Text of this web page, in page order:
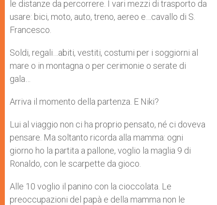
le distanze da percorrere. I vari mezzi di trasporto da
usare: bici, moto, auto, treno, aereo e…cavallo di S.
Francesco.
Soldi, regali…abiti, vestiti, costumi per i soggiorni al
mare o in montagna o per cerimonie o serate di
gala…
Arriva il momento della partenza. E Niki?
Lui al viaggio non ci ha proprio pensato, né ci doveva
pensare. Ma soltanto ricorda alla mamma: ogni
giorno ho la partita a pallone, voglio la maglia 9 di
Ronaldo, con le scarpette da gioco.
Alle 10 voglio il panino con la cioccolata. Le
preoccupazioni del papà e della mamma non le